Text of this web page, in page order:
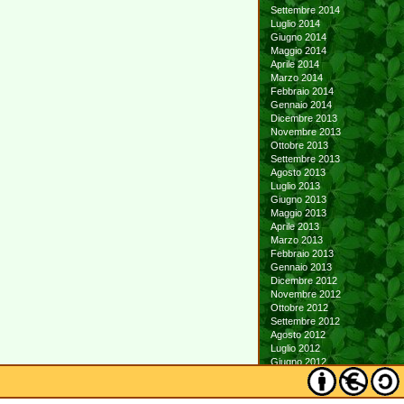
Settembre 2014
Luglio 2014
Giugno 2014
Maggio 2014
Aprile 2014
Marzo 2014
Febbraio 2014
Gennaio 2014
Dicembre 2013
Novembre 2013
Ottobre 2013
Settembre 2013
Agosto 2013
Luglio 2013
Giugno 2013
Maggio 2013
Aprile 2013
Marzo 2013
Febbraio 2013
Gennaio 2013
Dicembre 2012
Novembre 2012
Ottobre 2012
Settembre 2012
Agosto 2012
Luglio 2012
Giugno 2012
Maggio 2012
Aprile 2012